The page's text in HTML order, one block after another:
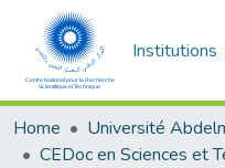
Institutions
Home